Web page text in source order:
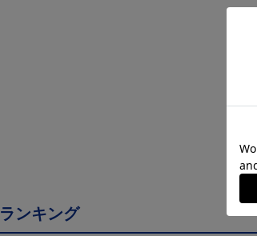
ランキング